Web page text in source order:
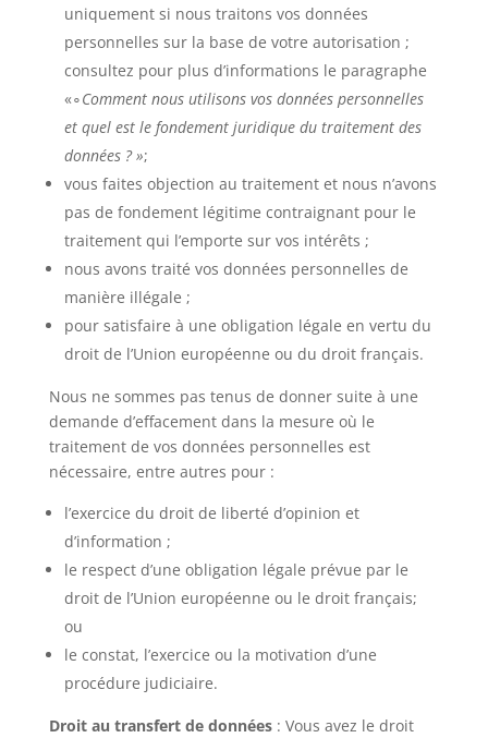
uniquement si nous traitons vos données
personnelles sur la base de votre autorisation ;
consultez pour plus d’informations le paragraphe
«∘Comment nous utilisons vos données personnelles
et quel est le fondement juridique du traitement des
données ? »;
vous faites objection au traitement et nous n’avons
pas de fondement légitime contraignant pour le
traitement qui l’emporte sur vos intérêts ;
nous avons traité vos données personnelles de
manière illégale ;
pour satisfaire à une obligation légale en vertu du
droit de l’Union européenne ou du droit français.
Nous ne sommes pas tenus de donner suite à une
demande d’effacement dans la mesure où le
traitement de vos données personnelles est
nécessaire, entre autres pour :
l’exercice du droit de liberté d’opinion et
d’information ;
le respect d’une obligation légale prévue par le
droit de l’Union européenne ou le droit français;
ou
le constat, l’exercice ou la motivation d’une
procédure judiciaire.
Droit au transfert de données: Vous avez le droit